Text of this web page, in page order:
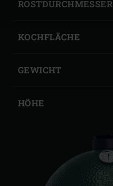
GREEN
XLARGE
GENUSS
FUSS
ROSTDURCHMESSER
KOCHFLÄCHE
GEWICHT
HÖHE